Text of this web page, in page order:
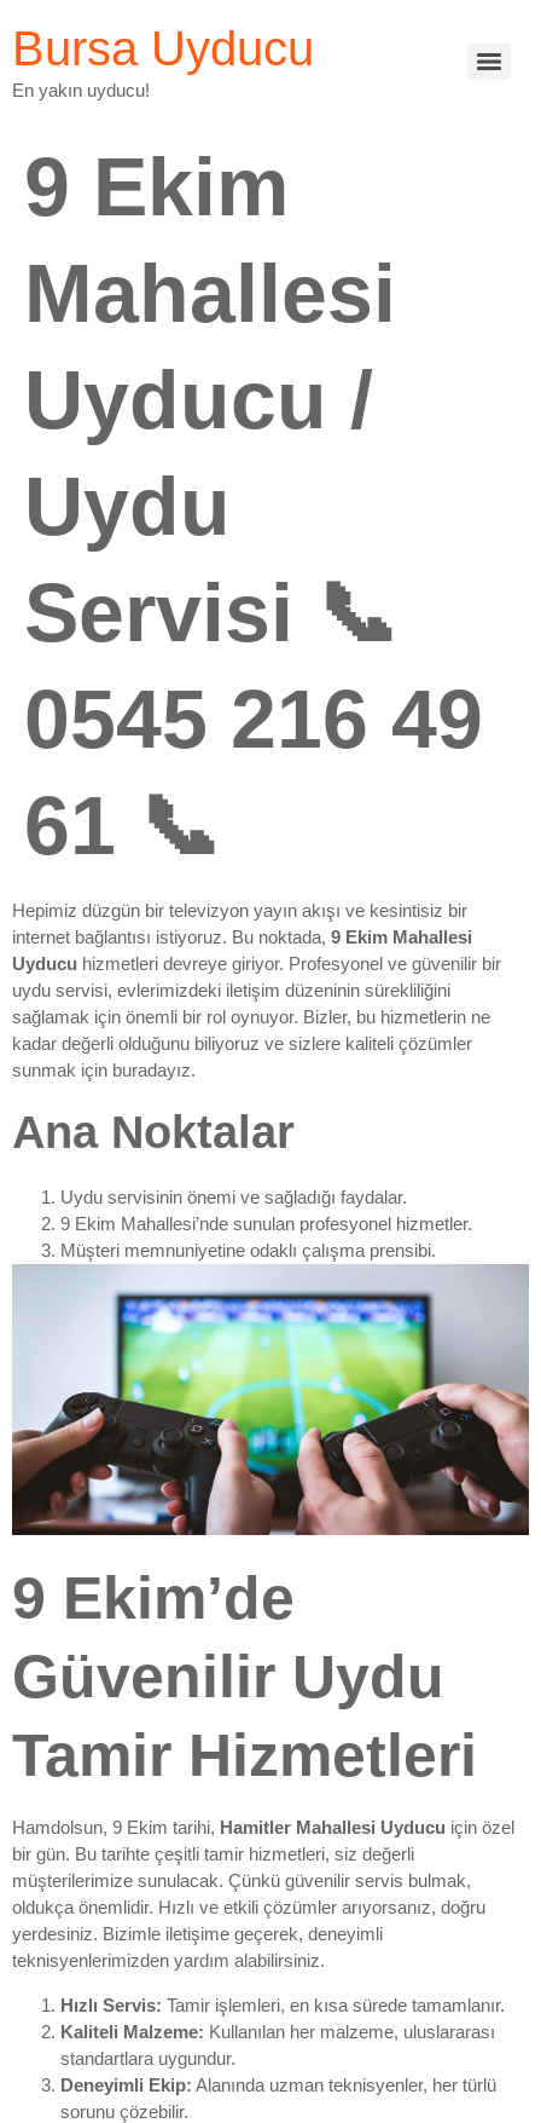
Bursa Uyducu
En yakın uyducu!
9 Ekim
Mahallesi
Uyducu /
Uydu
Servisi 📞
0545 216 49
61 📞
Hepimiz düzgün bir televizyon yayın akışı ve kesintisiz bir
internet bağlantısı istiyoruz. Bu noktada, 9 Ekim Mahallesi
Uyducu hizmetleri devreye giriyor. Profesyonel ve güvenilir bir
uydu servisi, evlerimizdeki iletişim düzeninin sürekliliğini
sağlamak için önemli bir rol oynuyor. Bizler, bu hizmetlerin ne
kadar değerli olduğunu biliyoruz ve sizlere kaliteli çözümler
sunmak için buradayız.
Ana Noktalar
Uydu servisinin önemi ve sağladığı faydalar.
9 Ekim Mahallesi’nde sunulan profesyonel hizmetler.
Müşteri memnuniyetine odaklı çalışma prensibi.
9 Ekim’de
Güvenilir Uydu
Tamir Hizmetleri
Hamdolsun, 9 Ekim tarihi, Hamitler Mahallesi Uyducu için özel
bir gün. Bu tarihte çeşitli tamir hizmetleri, siz değerli
müşterilerimize sunulacak. Çünkü güvenilir servis bulmak,
oldukça önemlidir. Hızlı ve etkili çözümler arıyorsanız, doğru
yerdesiniz. Bizimle iletişime geçerek, deneyimli
teknisyenlerimizden yardım alabilirsiniz.
Hızlı Servis: Tamir işlemleri, en kısa sürede tamamlanır.
Kaliteli Malzeme: Kullanılan her malzeme, uluslararası
standartlara uygundur.
Deneyimli Ekip: Alanında uzman teknisyenler, her türlü
sorunu çözebilir.